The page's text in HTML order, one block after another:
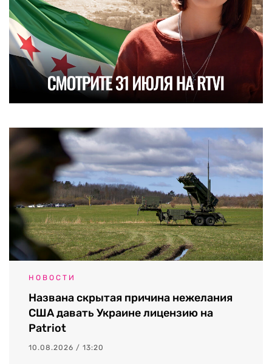
НОВОСТИ
Названа скрытая причина нежелания
США давать Украине лицензию на
Patriot
10.08.2026 / 13:20